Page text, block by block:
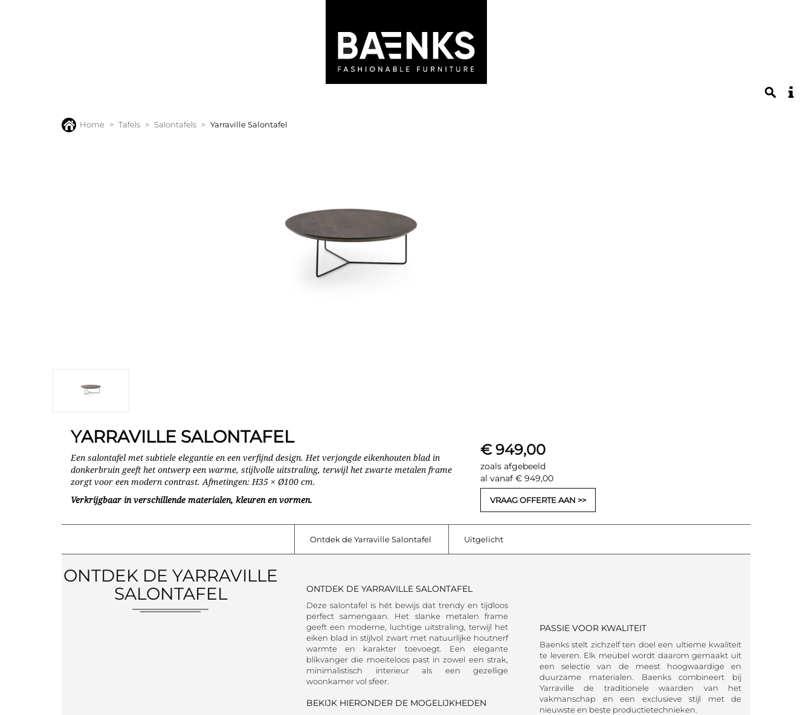
Home Tafels Salontafels Yarraville Salontafel
YARRAVILLE SALONTAFEL
Een salontafel met subtiele elegantie en een verfijnd design. Het verjongde eikenhouten blad in
donkerbruin geeft het ontwerp een warme, stijlvolle uitstraling, terwijl het zwarte metalen frame
zorgt voor een modern contrast. Afmetingen: H35 × Ø100 cm.
Verkrijgbaar in verschillende materialen, kleuren en vormen.
€ 949,00
zoals afgebeeld
al vanaf € 949,00
VRAAG OFFERTE AAN
Ontdek de Yarraville Salontafel Uitgelicht
ONTDEK DE YARRAVILLE
SALONTAFEL
ONTDEK DE YARRAVILLE SALONTAFEL
Deze salontafel is hét bewijs dat trendy en tijdloos
perfect samengaan. Het slanke metalen frame
geeft een moderne, luchtige uitstraling, terwijl het
eiken blad in stijlvol zwart met natuurlijke houtnerf
warmte en karakter toevoegt. Een elegante
blikvanger die moeiteloos past in zowel een strak,
minimalistisch interieur als een gezellige
woonkamer vol sfeer.
BEKIJK HIERONDER DE MOGELIJKHEDEN
PASSIE VOOR KWALITEIT
Baenks stelt zichzelf ten doel een ultieme kwaliteit
te leveren. Elk meubel wordt daarom gemaakt uit
een selectie van de meest hoogwaardige en
duurzame materialen. Baenks combineert bij
Yarraville de traditionele waarden van het
vakmanschap en een exclusieve stijl met de
nieuwste en beste productietechnieken.